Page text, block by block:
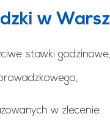
w
stawki
w zlecenie.